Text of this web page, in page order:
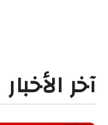
آخر الأخبار